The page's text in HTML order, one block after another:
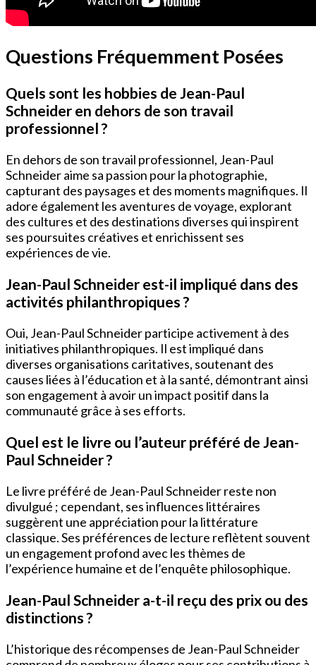
Questions Fréquemment Posées
Quels sont les hobbies de Jean-Paul
Schneider en dehors de son travail
professionnel ?
En dehors de son travail professionnel, Jean-Paul
Schneider aime sa passion pour la photographie,
capturant des paysages et des moments magnifiques. Il
adore également les aventures de voyage, explorant
des cultures et des destinations diverses qui inspirent
ses poursuites créatives et enrichissent ses
expériences de vie.
Jean-Paul Schneider est-il impliqué dans des
activités philanthropiques ?
Oui, Jean-Paul Schneider participe activement à des
initiatives philanthropiques. Il est impliqué dans
diverses organisations caritatives, soutenant des
causes liées à l’éducation et à la santé, démontrant ainsi
son engagement à avoir un impact positif dans la
communauté grâce à ses efforts.
Quel est le livre ou l’auteur préféré de Jean-
Paul Schneider ?
Le livre préféré de Jean-Paul Schneider reste non
divulgué ; cependant, ses influences littéraires
suggèrent une appréciation pour la littérature
classique. Ses préférences de lecture reflètent souvent
un engagement profond avec les thèmes de
l’expérience humaine et de l’enquête philosophique.
Jean-Paul Schneider a-t-il reçu des prix ou des
distinctions ?
L’historique des récompenses de Jean-Paul Schneider